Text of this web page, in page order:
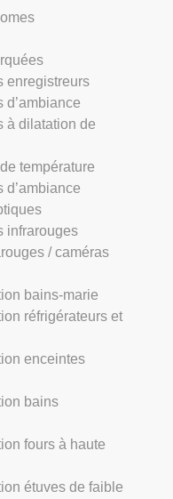
enregistreurs
d’ambiance
à dilatation de
température
d’ambiance
infrarouges
/ caméras
bains-marie
réfrigérateurs et
enceintes
bains
fours à haute
étuves de faible